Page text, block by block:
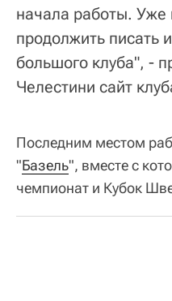
начала работы. Уже
продолжить писать
большого клуба", -
Челестини сайт
Последним местом
"Базель", вместе с
чемпионат и Кубок